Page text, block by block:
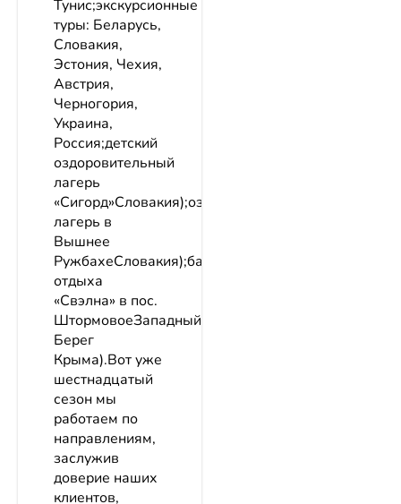
Тунис;экскурсионные
туры: Беларусь,
Словакия,
Эстония, Чехия,
Австрия,
Черногория,
Украина,
Россия;детский
оздоровительный
лагерь
«Сигорд»Словакия);оздоровительный
лагерь в
Вышнее
РужбахеСловакия);база
отдыха
«Свэлна» в пос.
ШтормовоеЗападный
Берег
Крыма).Вот уже
шестнадцатый
сезон мы
работаем по
направлениям,
заслужив
доверие наших
клиентов,